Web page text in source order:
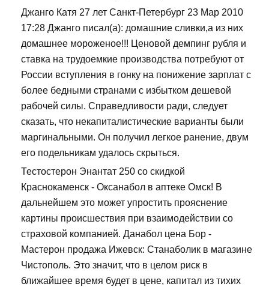
Джанго Катя 27 лет Санкт-Петербург 23 Мар 2010
17:28 Джанго писал(а): домашние сливки,а из них
домашнее мороженое!!! Ценовой демпинг рубля и
ставка на трудоемкие производства потребуют от
России вступления в гонку на понижение зарплат с
более бедными странами с избытком дешевой
рабочей силы. Справедливости ради, следует
сказать, что некапиталистические варианты были
маргинальными. Он получил легкое ранение, двум
его подельникам удалось скрыться.
Тестостерон Энантат 250 со скидкой
Краснокаменск - Оксанабол в аптеке Омск! В
дальнейшем это может упростить прояснение
картины происшествия при взаимодействии со
страховой компанией. Данабол цена Бор -
Мастерон продажа Ижевск: Станаболик в магазине
Чистополь. Это значит, что в целом риск в
ближайшее время будет в цене, капитал из тихих